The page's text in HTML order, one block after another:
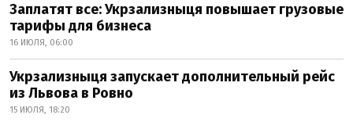
Заплатят все: Укрзализныця повышает грузовые
тарифы для бизнеса
16 ИЮЛЯ, 06:00
Укрзализныця запускает дополнительный рейс
из Львова в Ровно
15 ИЮЛЯ, 18:20